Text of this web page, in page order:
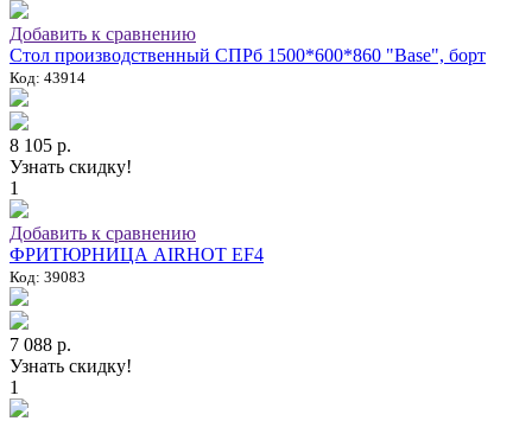
Добавить к сравнению
Стол производственный СПРб 1500*600*860 "Base", борт
Код: 43914
8 105 р.
Узнать скидку!
1
Добавить к сравнению
ФРИТЮРНИЦА AIRHOT EF4
Код: 39083
7 088 р.
Узнать скидку!
1